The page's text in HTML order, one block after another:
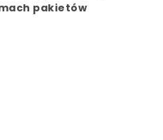
pakietów